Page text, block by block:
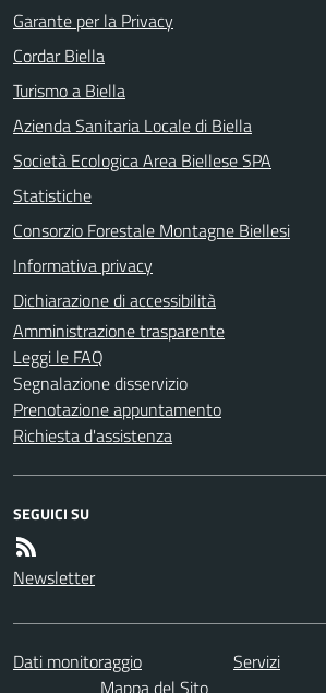
Garante per la Privacy
Cordar Biella
Turismo a Biella
Azienda Sanitaria Locale di Biella
Società Ecologica Area Biellese SPA
Statistiche
Consorzio Forestale Montagne Biellesi
Informativa privacy
Dichiarazione di accessibilità
Amministrazione trasparente
Leggi le FAQ
Segnalazione disservizio
Prenotazione appuntamento
Richiesta d'assistenza
SEGUICI SU
Newsletter
Dati monitoraggio Servizi
Mappa del Sito